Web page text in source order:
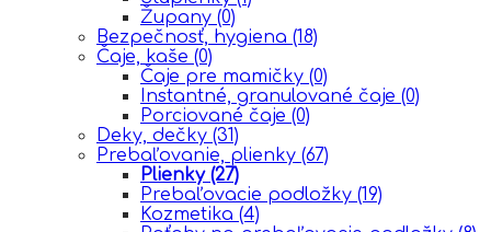
Župany (0)
Bezpečnosť, hygiena (18)
Čaje, kaše (0)
Čaje pre mamičky (0)
Instantné, granulované čaje (0)
Porciované čaje (0)
Deky, dečky (31)
Prebaľovanie, plienky (67)
Plienky (27)
Prebaľovacie podložky (19)
Kozmetika (4)